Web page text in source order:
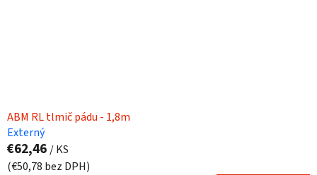
ABM RL tlmič pádu - 1,8m
Externý
€62,46 / KS
(€50,78 bez DPH)